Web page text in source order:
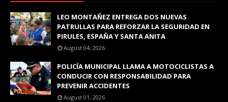
LEO MONTAÑEZ ENTREGA DOS NUEVAS
PATRULLAS PARA REFORZAR LA SEGURIDAD EN
PIRULES, ESPAÑA Y SANTA ANITA
August 04, 2026
POLICÍA MUNICIPAL LLAMA A MOTOCICLISTAS A
CONDUCIR CON RESPONSABILIDAD PARA
PREVENIR ACCIDENTES
August 01, 2026